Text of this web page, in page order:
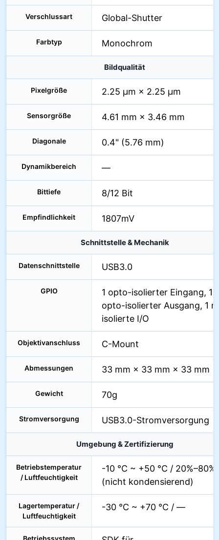
Verschlussart Global-Shutter
Farbtyp Monochrom
Bildqualität
Pixelgröße 2.25 µm × 2.25 µm
Sensorgröße 4.61 mm × 3.46 mm
Diagonale 0.4" (5.76 mm)
Dynamikbereich —
Bittiefe 8/12 Bit
Empfindlichkeit 1807mV
Schnittstelle & Mechanik
Datenschnittstelle USB3.0
GPIO
1 opto-isolierter Eingang, 1
opto-isolierter Ausgang, 1
isolierte I/O
Objektivanschluss C-Mount
Abmessungen 33 mm × 33 mm × 33 mm
Gewicht 70g
Stromversorgung USB3.0-Stromversorgung
Umgebung & Zertifizierung
Betriebstemperatur
/ Luftfeuchtigkeit
-10 °C ~ +50 °C / 20%–80%
(nicht kondensierend)
Lagertemperatur /
Luftfeuchtigkeit
-30 °C ~ +70 °C / —
Betriebssystem